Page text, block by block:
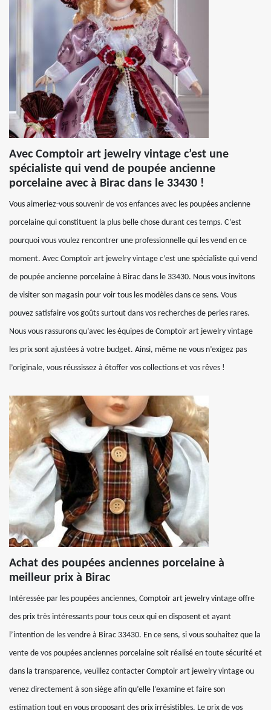
Avec Comptoir art jewelry vintage c’est une
spécialiste qui vend de poupée ancienne
porcelaine avec à Birac dans le 33430 !
Vous aimeriez-vous souvenir de vos enfances avec les poupées ancienne
porcelaine qui constituent la plus belle chose durant ces temps. C’est
pourquoi vous voulez rencontrer une professionnelle qui les vend en ce
moment. Avec Comptoir art jewelry vintage c’est une spécialiste qui vend
de poupée ancienne porcelaine à Birac dans le 33430. Nous vous invitons
de visiter son magasin pour voir tous les modèles dans ce sens. Vous
pouvez satisfaire vos goûts surtout dans vos recherches de perles rares.
Nous vous rassurons qu’avec les équipes de Comptoir art jewelry vintage
les prix sont ajustées à votre budget. Ainsi, même ne vous n’exigez pas
l’originale, vous réussissez à étoffer vos collections et vos rêves !
Achat des poupées anciennes porcelaine à
meilleur prix à Birac
Intéressée par les poupées anciennes, Comptoir art jewelry vintage offre
des prix très intéressants pour tous ceux qui en disposent et ayant
l’intention de les vendre à Birac 33430. En ce sens, si vous souhaitez que la
vente de vos poupées anciennes porcelaine soit réalisé en toute sécurité et
dans la transparence, veuillez contacter Comptoir art jewelry vintage ou
venez directement à son siège afin qu’elle l’examine et faire son
estimation tout en vous proposant des prix irrésistibles. Le prix de vos